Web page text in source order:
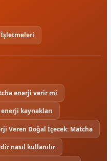
enerji verir mi
enerji kaynakları
Veren Doğal İçecek: Matcha
nasıl kullanılır